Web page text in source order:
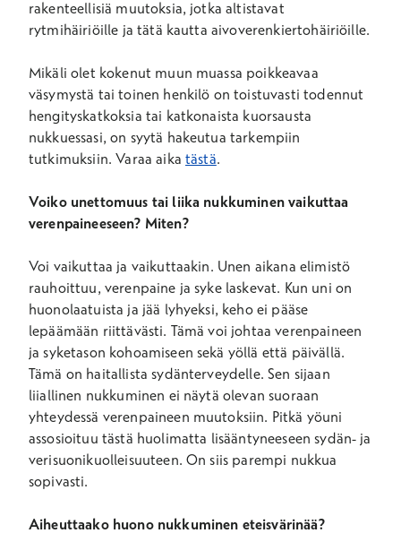
rakenteellisiä muutoksia, jotka altistavat
rytmihäiriöille ja tätä kautta aivoverenkiertohäiriöille.
Mikäli olet kokenut muun muassa poikkeavaa
väsymystä tai toinen henkilö on toistuvasti todennut
hengityskatkoksia tai katkonaista kuorsausta
nukkuessasi, on syytä hakeutua tarkempiin
tutkimuksiin. Varaa aikatästä.
Voiko unettomuus tai liika nukkuminen vaikuttaa
verenpaineeseen? Miten?
Voi vaikuttaa ja vaikuttaakin. Unen aikana elimistö
rauhoittuu, verenpaine ja syke laskevat. Kun uni on
huonolaatuista ja jää lyhyeksi, keho ei pääse
lepäämään riittävästi. Tämä voi johtaa verenpaineen
ja syketason kohoamiseen sekä yöllä että päivällä.
Tämä on haitallista sydänterveydelle. Sen sijaan
liiallinen nukkuminen ei näytä olevan suoraan
yhteydessä verenpaineen muutoksiin. Pitkä yöuni
assosioituu tästä huolimatta lisääntyneeseen sydän- ja
verisuonikuolleisuuteen. On siis parempi nukkua
sopivasti.
Aiheuttaako huono nukkuminen eteisvärinää?